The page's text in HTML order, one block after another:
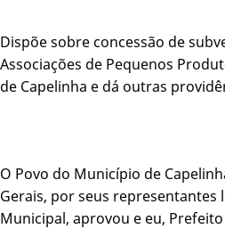
Dispõe sobre concessão de
Associações de Pequenos
de Capelinha e dá outras
O Povo do Município de
Gerais, por seus representantes
Municipal, aprovou e eu,